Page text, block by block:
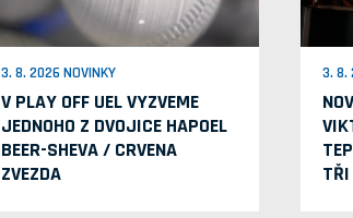
3. 8. 2026 NOVINKY
V PLAY OFF UEL VYZVEME
JEDNOHO Z DVOJICE HAPOEL
BEER-SHEVA / CRVENA
ZVEZDA
3. 8.